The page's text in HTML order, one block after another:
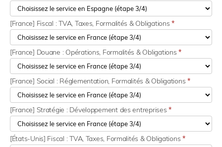
[France] Fiscal : TVA, Taxes, Formalités & Obligations*
[France] Douane : Opérations, Formalités & Obligations*
[France] Social : Réglementation, Formalités & Obligations*
[France] Stratégie : Développement des entreprises*
[États-Unis] Fiscal : TVA, Taxes, Formalités & Obligations*